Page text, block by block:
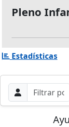
Pleno
Estadísticas
Filtros de
Buscar por
Buscar